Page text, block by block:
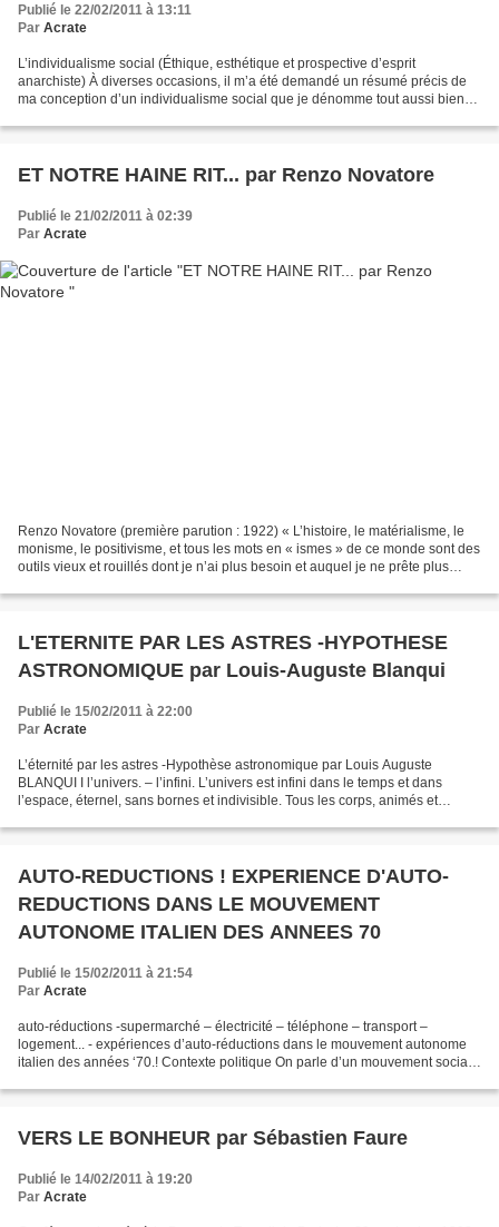
Publié le 22/02/2011 à 13:11
Par Acrate
L’individualisme social (Éthique, esthétique et prospective d’esprit
anarchiste) À diverses occasions, il m’a été demandé un résumé précis de
ma conception d’un individualisme social que je dénomme tout aussi bien
ET NOTRE HAINE RIT... par Renzo Novatore
Publié le 21/02/2011 à 02:39
Par Acrate
Renzo Novatore (première parution : 1922) « L’histoire, le matérialisme, le
monisme, le positivisme, et tous les mots en « ismes » de ce monde sont des
outils vieux et rouillés dont je n’ai plus besoin et auquel je ne prête plus
L'ETERNITE PAR LES ASTRES -HYPOTHESE
ASTRONOMIQUE par Louis-Auguste Blanqui
Publié le 15/02/2011 à 22:00
Par Acrate
L’éternité par les astres -Hypothèse astronomique par Louis Auguste
BLANQUI I l’univers. – l’infini. L’univers est infini dans le temps et dans
l’espace, éternel, sans bornes et indivisible. Tous les corps, animés et
AUTO-REDUCTIONS ! EXPERIENCE D'AUTO-
REDUCTIONS DANS LE MOUVEMENT
AUTONOME ITALIEN DES ANNEES 70
Publié le 15/02/2011 à 21:54
Par Acrate
auto-réductions -supermarché – électricité – téléphone – transport –
logement... - expériences d’auto-réductions dans le mouvement autonome
italien des années ‘70.! Contexte politique On parle d’un mouvement social
VERS LE BONHEUR par Sébastien Faure
Publié le 14/02/2011 à 19:20
Par Acrate